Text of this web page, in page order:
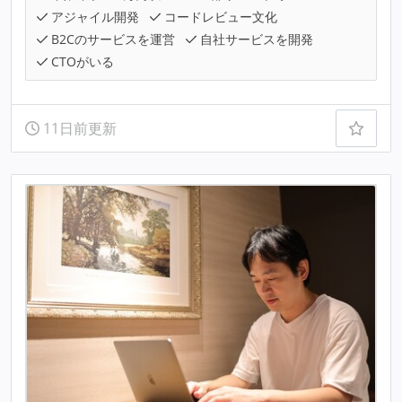
アジャイル開発
コードレビュー文化
B2Cのサービスを運営
自社サービスを開発
CTOがいる
11日前更新